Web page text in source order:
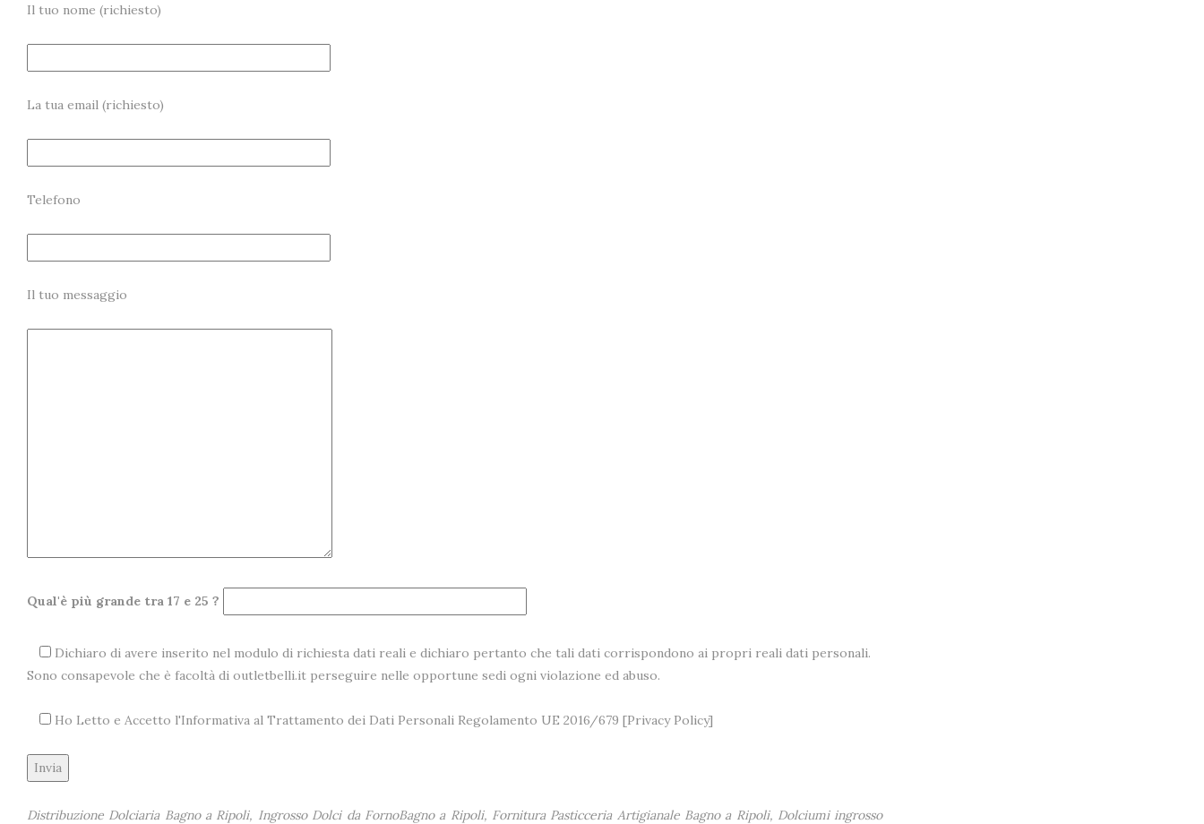
Il tuo nome (richiesto)
La tua email (richiesto)
Telefono
Il tuo messaggio
Qual'è più grande tra 17 e 25 ?
Dichiaro di avere inserito nel modulo di richiesta dati reali e dichiaro pertanto che tali dati corrispondono ai propri reali dati personali.
Sono consapevole che è facoltà di outletbelli.it perseguire nelle opportune sedi ogni violazione ed abuso.
Ho Letto e Accetto l'Informativa al Trattamento dei Dati Personali Regolamento UE 2016/679 [Privacy Policy]
Alternative:
Distribuzione Dolciaria Bagno a Ripoli, Ingrosso Dolci da FornoBagno a Ripoli, Fornitura Pasticceria Artigianale Bagno a Ripoli, Dolciumi ingrosso